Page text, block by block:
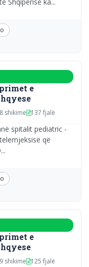
e
shikime 137 fjalë
spitalit pediatric -
që
e
shikime 125 fjalë